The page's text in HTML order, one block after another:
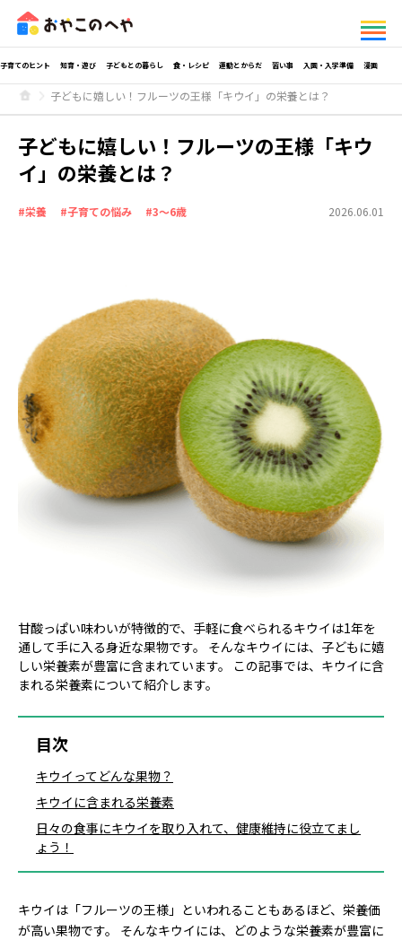
子育てのヒント 知育・遊び 子どもとの暮らし 食・レシピ 運動とからだ 習い事 入園・入学準備 漫画
子どもに嬉しい！フルーツの王様「キウイ」の栄養とは？
子どもに嬉しい！フルーツの王様「キウ
イ」の栄養とは？
#栄養 #子育ての悩み #3～6歳 2026.06.01
甘酸っぱい味わいが特徴的で、手軽に食べられるキウイは1年を
通して手に入る身近な果物です。 そんなキウイには、子どもに嬉
しい栄養素が豊富に含まれています。 この記事では、キウイに含
まれる栄養素について紹介します。
目次
キウイってどんな果物？
キウイに含まれる栄養素
日々の食事にキウイを取り入れて、健康維持に役立てまし
ょう！
キウイは「フルーツの王様」といわれることもあるほど、栄養価
が高い果物です。 そんなキウイには、どのような栄養素が豊富に